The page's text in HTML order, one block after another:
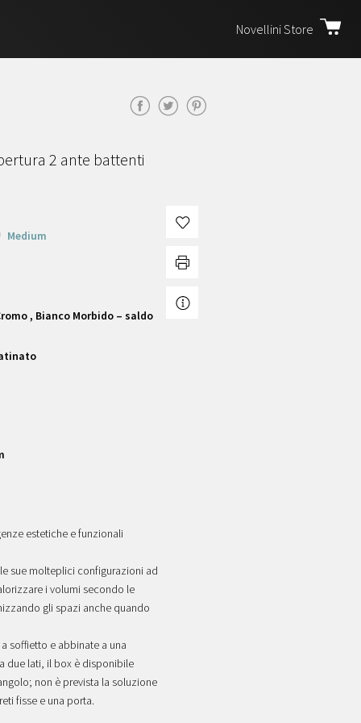
Novellini Store
2 ante battenti
Medium
, Bianco Morbido – saldo
estetiche e funzionali
sue molteplici configurazioni ad
i volumi secondo le
gli spazi anche quando
soffietto e abbinate a una
due lati, il box è disponibile
non è prevista la soluzione
fisse e una porta.